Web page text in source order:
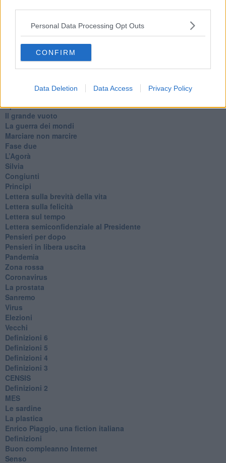
Personal Data Processing Opt Outs
CONFIRM
Data Deletion Data Access Privacy Policy
​Il responso
Willy
Non lo so
Valdera
Spot
​Il grande vuoto
​La guerra dei mondi
Marciare non marcire
Fase due
L’Agorà
Silvia
Congiunti
Principi
​Lettera sulla brevità della vita
​Lettera sulla felicità
​Lettera sul tempo
Lettera semiconfidenziale al Presidente
Pensieri per dopo
​Pensieri in libera uscita
Pandemia
Zona rossa
Coronavirus
La prostata
Sanremo
Virus
Elezioni
Vecchi
Definizioni 6
Definizioni 5
Definizioni 4
Definizioni 3
CENSIS
​Definizioni 2
MES
Le sardine
La plastica
​Enrico Piaggio, una fiction italiana
Definizioni
​Buon compleanno Internet
Senso